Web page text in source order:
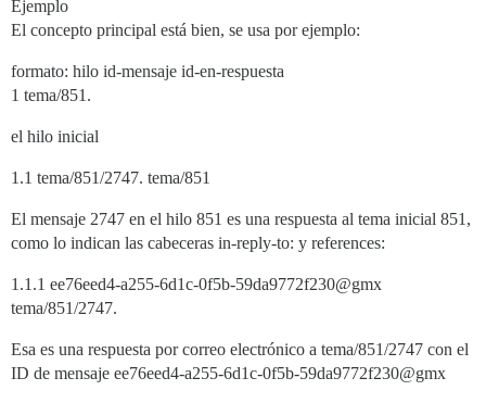
Ejemplo
El concepto principal está bien, se usa por ejemplo:
formato: hilo id-mensaje id-en-respuesta
1 tema/851.
el hilo inicial
1.1 tema/851/2747. tema/851
El mensaje 2747 en el hilo 851 es una respuesta al tema inicial 851,
como lo indican las cabeceras in-reply-to: y references:
1.1.1 ee76eed4-a255-6d1c-0f5b-59da9772f230@gmx
tema/851/2747.
Esa es una respuesta por correo electrónico a tema/851/2747 con el
ID de mensaje ee76eed4-a255-6d1c-0f5b-59da9772f230@gmx